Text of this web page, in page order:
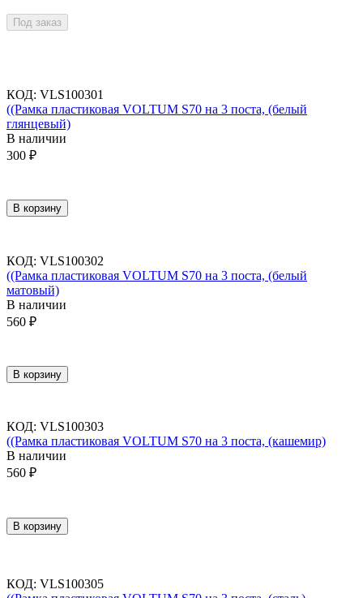
Под заказ
КОД: VLS100301
((Рамка пластиковая VOLTUM S70 на 3 поста, (белый
глянцевый)
В наличии
300 ₽
В корзину
КОД: VLS100302
((Рамка пластиковая VOLTUM S70 на 3 поста, (белый
матовый)
В наличии
560 ₽
В корзину
КОД: VLS100303
((Рамка пластиковая VOLTUM S70 на 3 поста, (кашемир)
В наличии
560 ₽
В корзину
КОД: VLS100305